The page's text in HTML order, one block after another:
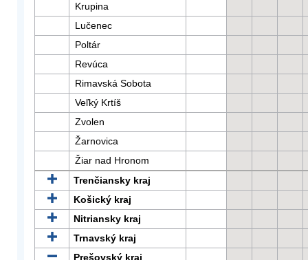
Krupina
Lučenec
Poltár
Revúca
Rimavská Sobota
Veľký Krtíš
Zvolen
Žarnovica
Žiar nad Hronom
Trenčiansky kraj
Košický kraj
Nitriansky kraj
Trnavský kraj
Prešovský kraj